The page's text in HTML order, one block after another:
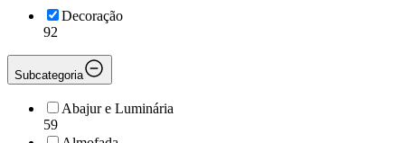
Decoração
92
Subcategoria
Abajur e Luminária
59